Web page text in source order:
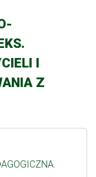
I
Z